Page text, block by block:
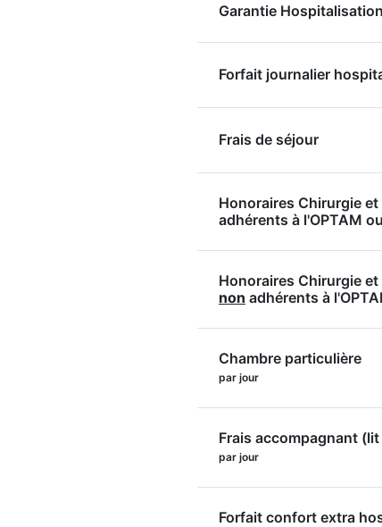
Garantie
Forfait journalier
Frais de séjour
Honoraires Chirurgie
adhérents à l'OPTAM
Honoraires Chirurgie
non adhérents à
Chambre particulière
par jour
Frais accompagnant
par jour
Forfait confort extra